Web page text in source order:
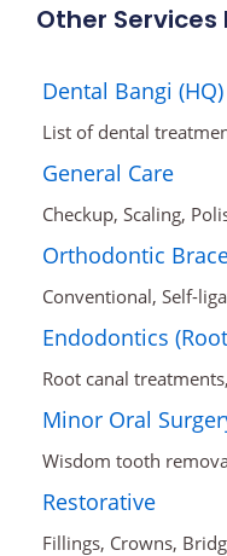
Other Services
Dental Bangi (HQ)
List of dental
General Care
Checkup, Scaling,
Orthodontic
Conventional, Self-
Endodontics
Root canal
Minor Oral
Wisdom tooth
Restorative
Fillings, Crowns,